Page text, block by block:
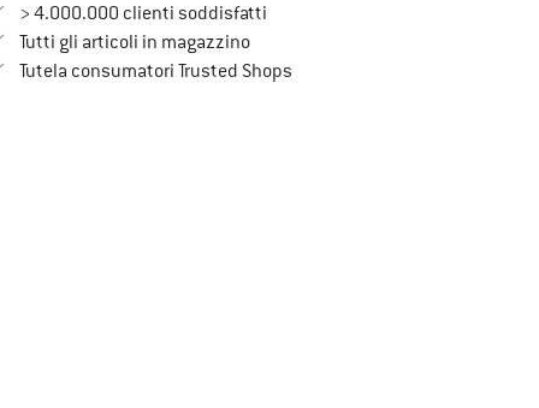
> 4.000.000 clienti soddisfatti
Tutti gli articoli in magazzino
Tutela consumatori Trusted ShopsTrovi tutte le informazioni qui!